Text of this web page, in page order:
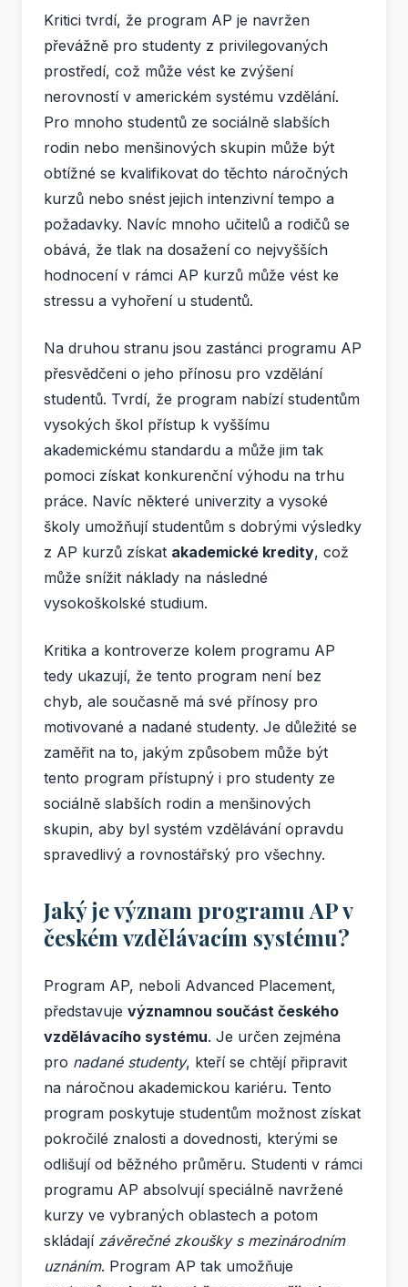
Kritici tvrdí, že program AP je navržen
převážně pro studenty z privilegovaných
prostředí, což může vést ke zvýšení
nerovností v americkém systému vzdělání.
Pro mnoho studentů ze sociálně slabších
rodin nebo menšinových skupin může být
obtížné se kvalifikovat do těchto náročných
kurzů nebo snést jejich intenzivní tempo a
požadavky. Navíc mnoho učitelů a rodičů se
obává, že tlak na dosažení co nejvyšších
hodnocení v rámci AP kurzů může vést ke
stressu a vyhoření u studentů.
Na druhou stranu jsou zastánci programu AP
přesvědčeni o jeho přínosu pro vzdělání
studentů. Tvrdí, že program nabízí studentům
vysokých škol přístup k vyššímu
akademickému standardu a může jim tak
pomoci získat konkurenční výhodu na trhu
práce. Navíc některé univerzity a vysoké
školy umožňují studentům s dobrými výsledky
z AP kurzů získat akademické kredity, což
může snížit náklady na následné
vysokoškolské studium.
Kritika a kontroverze kolem programu AP
tedy ukazují, že tento program není bez
chyb, ale současně má své přínosy pro
motivované a nadané studenty. Je důležité se
zaměřit na to, jakým způsobem může být
tento program přístupný i pro studenty ze
sociálně slabších rodin a menšinových
skupin, aby byl systém vzdělávání opravdu
spravedlivý a rovnostářský pro všechny.
Jaký je význam programu AP v
českém vzdělávacím systému?
Program AP, neboli Advanced Placement,
představuje významnou součást českého
vzdělávacího systému. Je určen zejména
pro nadané studenty, kteří se chtějí připravit
na náročnou akademickou kariéru. Tento
program poskytuje studentům možnost získat
pokročilé znalosti a dovednosti, kterými se
odlišují od běžného průměru. Studenti v rámci
programu AP absolvují speciálně navržené
kurzy ve vybraných oblastech a potom
skládají závěrečné zkoušky s mezinárodním
uznáním. Program AP tak umožňuje